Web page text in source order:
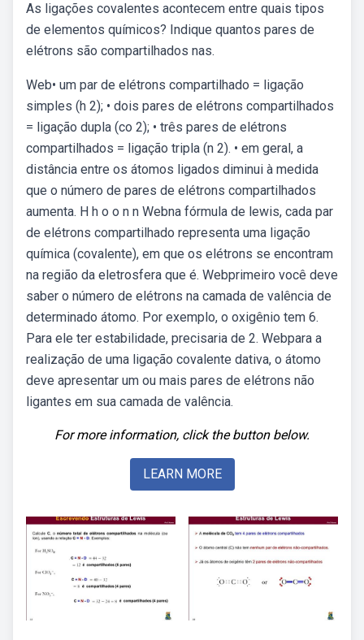
As ligações covalentes acontecem entre quais tipos
de elementos químicos? Indique quantos pares de
elétrons são compartilhados nas.
Web• um par de elétrons compartilhado = ligação
simples (h 2); • dois pares de elétrons compartilhados
= ligação dupla (co 2); • três pares de elétrons
compartilhados = ligação tripla (n 2). • em geral, a
distância entre os átomos ligados diminui à medida
que o número de pares de elétrons compartilhados
aumenta. H h o o n n Webna fórmula de lewis, cada par
de elétrons compartilhado representa uma ligação
química (covalente), em que os elétrons se encontram
na região da eletrosfera que é. Webprimeiro você deve
saber o número de elétrons na camada de valência de
determinado átomo. Por exemplo, o oxigênio tem 6.
Para ele ter estabilidade, precisaria de 2. Webpara a
realização de uma ligação covalente dativa, o átomo
deve apresentar um ou mais pares de elétrons não
ligantes em sua camada de valência.
For more information, click the button below.
LEARN MORE